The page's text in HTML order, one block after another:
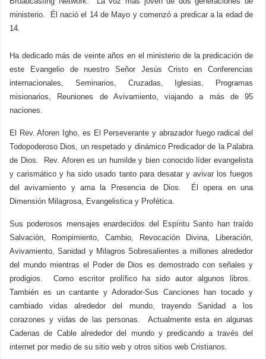
ministerio. Él nació el 14 de Mayo y comenzó a predicar a la edad de
14.
Ha dedicado más de veinte años en el ministerio de la predicación de
este Evangelio de nuestro Señor Jesús Cristo en Conferencias
internacionales, Seminarios, Cruzadas, Iglesias, Programas
misionarios, Reuniones de Avivamiento, viajando a más de 95
naciones.
El Rev. Aforen Igho, es El Perseverante y abrazador fuego radical del
Todopoderoso Dios, un respetado y dinámico Predicador de la Palabra
de Dios. Rev. Aforen es un humilde y bien conocido líder evangelista
y carismático y ha sido usado tanto para desatar y avivar los fuegos
del avivamiento y ama la Presencia de Dios. Él opera en una
Dimensión Milagrosa, Evangelistica y Profética.
Sus poderosos mensajes enardecidos del Espíritu Santo han traído
Salvación, Rompimiento, Cambio, Revocación Divina, Liberación,
Avivamiento, Sanidad y Milagros Sobresalientes a millones alrededor
del mundo mientras el Poder de Dios es demostrado con señales y
prodigios. Como escritor prolífico ha sido autor algunos libros.
También es un cantante y Adorador-Sus Canciones han tocado y
cambiado vidas alrededor del mundo, trayendo Sanidad a los
corazones y vidas de las personas. Actualmente esta en algunas
Cadenas de Cable alrededor del mundo y predicando a través del
internet por medio de su sitio web y otros sitios web Cristianos.